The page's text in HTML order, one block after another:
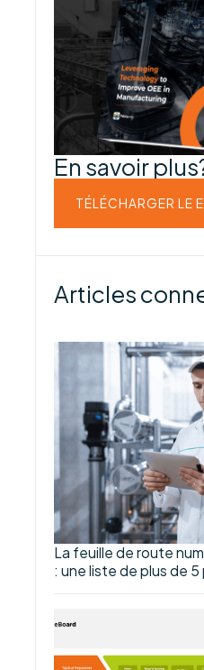
En savoir
TÉLÉCHARGER LE
Articles
La feuille de route
: une liste de plus de